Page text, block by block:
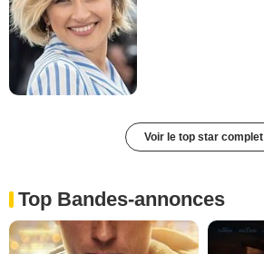
Voir le top star complet
Top Bandes-annonces